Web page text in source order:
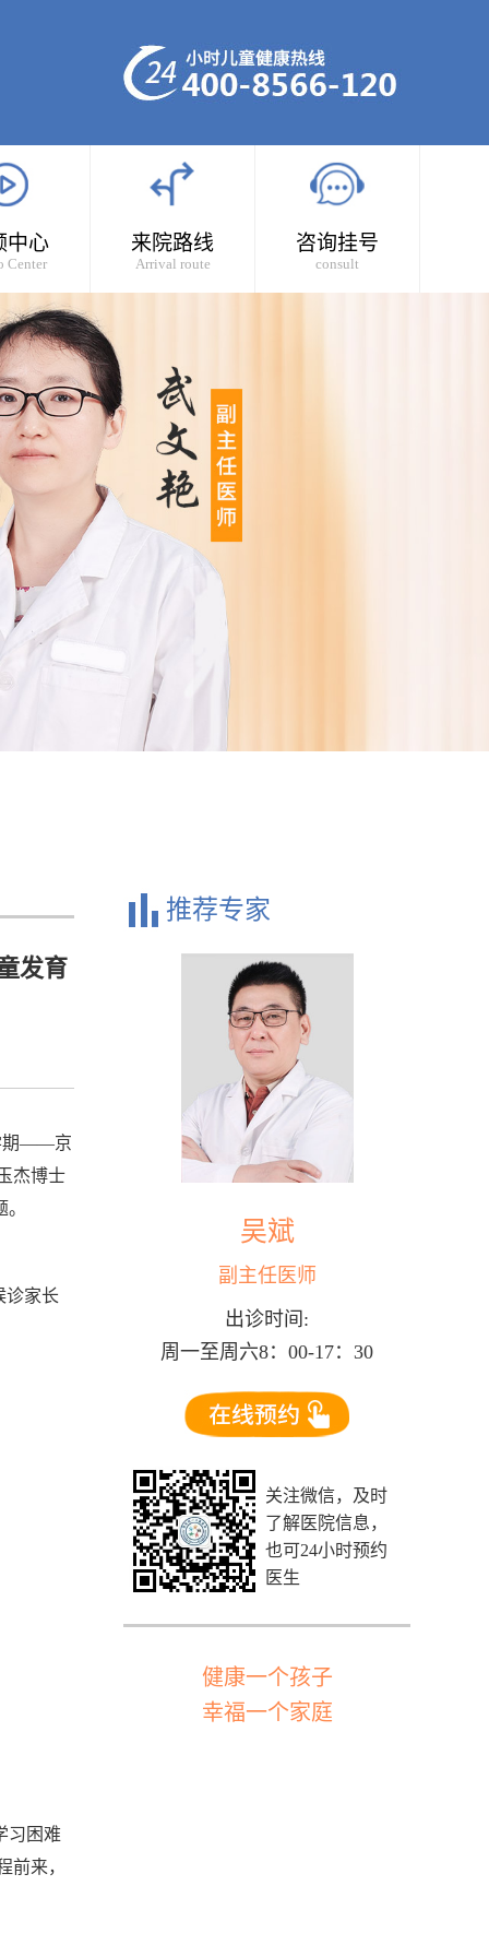
中心
Center
来院路线
Arrival route
咨询挂号
consult
发育
期——京
杰博士
诊家长
习困难
前来，
推荐专家
吴斌
副主任医师
出诊时间:
周一至周六8：00-17：30
关注微信，及时
了解医院信息，
也可24小时预约
医生
健康一个孩子
幸福一个家庭